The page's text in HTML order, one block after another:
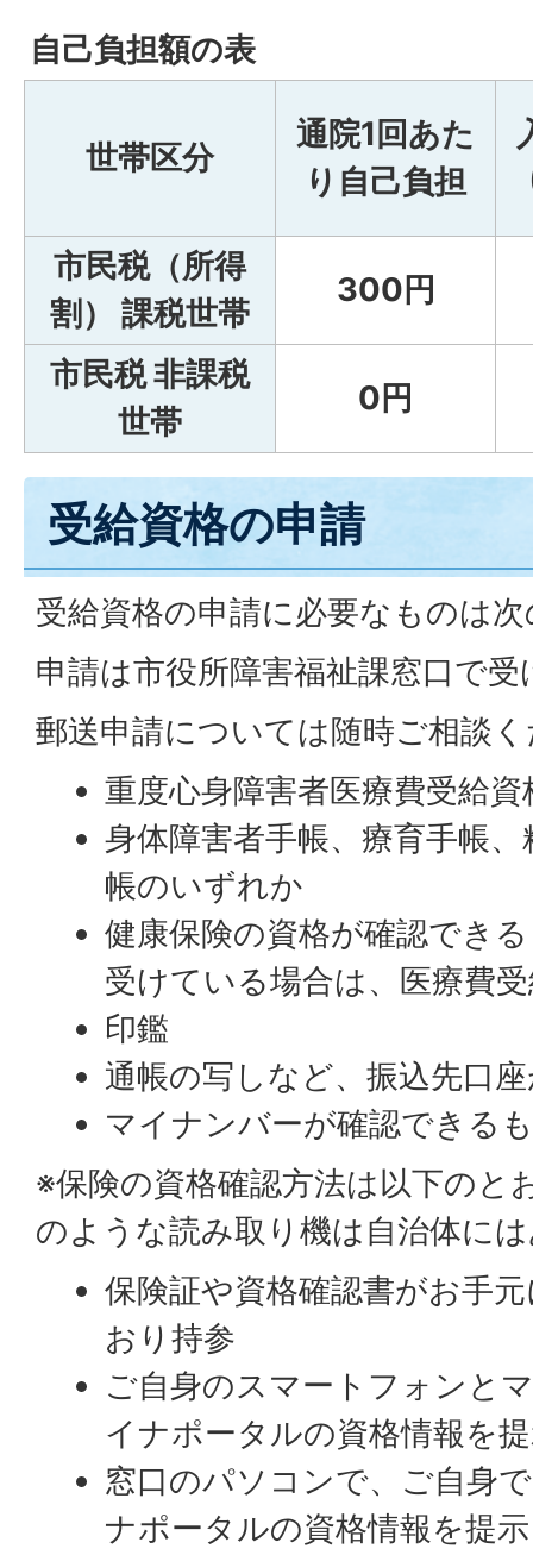
自己負担額の表
世帯区分
通院1回あた
り自己負担
市民税（所得
割） 課税世帯
300円
市民税 非課税
世帯
0円
受給資格の申請
受給資格の申請に必要なものは
申請は市役所障害福祉課窓口で
郵送申請については随時ご相談
重度心身障害者医療費受給
身体障害者手帳、療育手帳
帳のいずれか
健康保険の資格が確認でき
受けている場合は、医療費
印鑑
通帳の写しなど、振込先口
マイナンバーが確認できる
※保険の資格確認方法は以下のと
のような読み取り機は自治体に
保険証や資格確認書がお手
おり持参
ご自身のスマートフォンと
イナポータルの資格情報を
窓口のパソコンで、ご自身
ナポータルの資格情報を提示